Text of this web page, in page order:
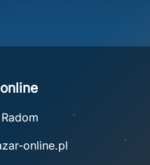
online.pl